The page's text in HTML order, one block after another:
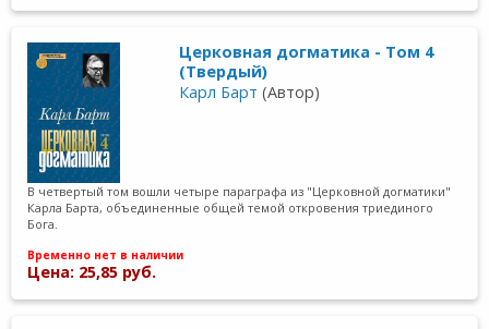
Церковная догматика - Том 4
(Твердый)
Карл Барт (Автор)
В четвертый том вошли четыре параграфа из "Церковной догматики"
Карла Барта, объединенные общей темой откровения триединого
Бога.
Временно нет в наличии
Цена: 25,85 руб.